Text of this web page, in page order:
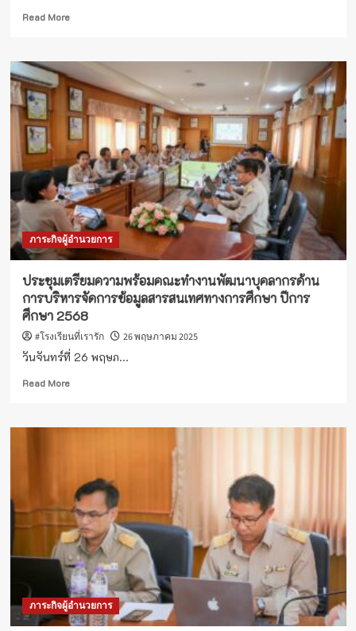
Read MoreRead
โครงการ
ปฏิบัติ
ธรรม
นุ่ง
ผ้า
ไทย
ใส่
บาตร
วัน
สำคัญ
ทาง
ศาสนา
อำเภอ
รัตน
วาปี
ประจำ
ปี
2568
ภาระกิจผู้อำนวยการ
ประชุมเตรียมความพร้อมคณะทำงานพัฒนาบุคลากรด้าน
การบริหารจัดการข้อมูลสารสนเทศทางการศึกษา ปีการ
ศึกษา 2568
#โรงเรียนที่เรารัก 26 พฤษภาคม 2025
วันจันทร์ที่ 26 พฤษภ...
Read MoreRead
ประชุม
คณะ
ทำงาน
พัฒนา
บุคลากร
ด้าน
การ
บริหาร
จัดการ
ข้อมูล
สารสนเทศ
ภาระกิจผู้อำนวยการ